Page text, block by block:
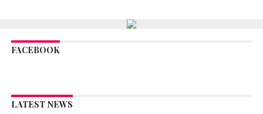
FACEBOOK
LATEST NEWS